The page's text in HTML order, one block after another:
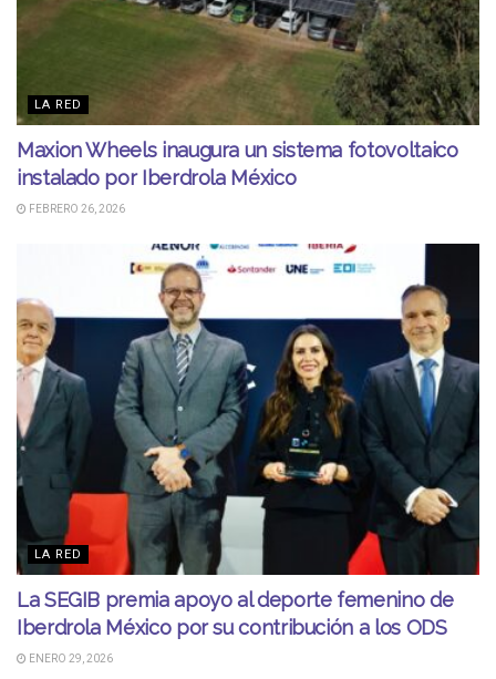
LA RED
Maxion Wheels inaugura un sistema fotovoltaico
instalado por Iberdrola México
FEBRERO 26, 2026
LA RED
La SEGIB premia apoyo al deporte femenino de
Iberdrola México por su contribución a los ODS
ENERO 29, 2026